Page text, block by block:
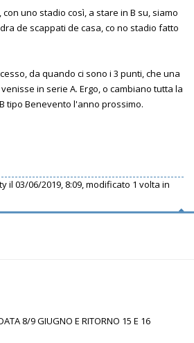
uno stadio così, a stare in B su, siamo
de scappati de casa, co no stadio fatto
da quando ci sono i 3 punti, che una
in serie A. Ergo, o cambiano tutta la
tipo Benevento l'anno prossimo.
il 03/06/2019, 8:09, modificato 1 volta in
8/9 GIUGNO E RITORNO 15 E 16